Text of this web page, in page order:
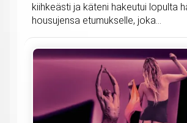
kiihkeästi ja käteni hakeutui lopulta
housujensa etumukselle, joka...